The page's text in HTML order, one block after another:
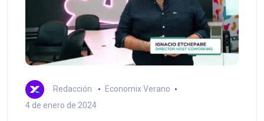
Redacción
Economix Verano
4 de enero de 2024